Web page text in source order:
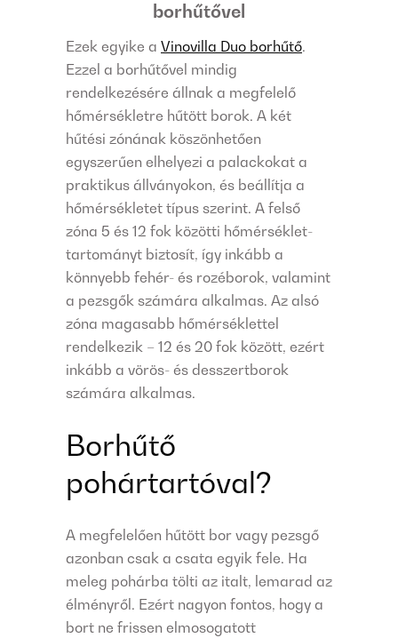
borhűtővel
Ezek egyike a Vinovilla Duo borhűtő.
Ezzel a borhűtővel mindig
rendelkezésére állnak a megfelelő
hőmérsékletre hűtött borok. A két
hűtési zónának köszönhetően
egyszerűen elhelyezi a palackokat a
praktikus állványokon, és beállítja a
hőmérsékletet típus szerint. A felső
zóna 5 és 12 fok közötti hőmérséklet-
tartományt biztosít, így inkább a
könnyebb fehér- és rozéborok, valamint
a pezsgők számára alkalmas. Az alsó
zóna magasabb hőmérséklettel
rendelkezik – 12 és 20 fok között, ezért
inkább a vörös- és desszertborok
számára alkalmas.
Borhűtő
pohártartóval?
A megfelelően hűtött bor vagy pezsgő
azonban csak a csata egyik fele. Ha
meleg pohárba tölti az italt, lemarad az
élményről. Ezért nagyon fontos, hogy a
bort ne frissen elmosogatott